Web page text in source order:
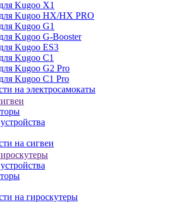
Kugoo X1
Kugoo HX/HX PRO
Kugoo G1
Kugoo G-Booster
Kugoo ES3
Kugoo C1
Kugoo G2 Pro
Kugoo C1 Pro
на электросамокаты
на сигвеи
на гироскутеры